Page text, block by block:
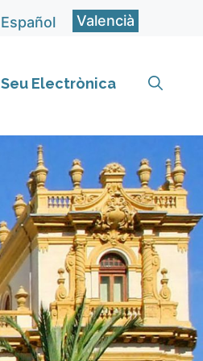
Español Valencià
Seu Electrònica